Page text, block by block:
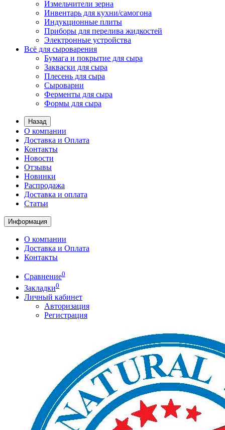
Измельчители зерна
Инвентарь для кухни/самогона
Индукционные плиты
Приборы для перелива жидкостей
Электронные устройства
Всё для сыроварения
Бумага и покрытие для сыра
Закваски для сыра
Плесень для сыра
Сыроварни
Ферменты для сыра
Формы для сыра
Назад
О компании
Доставка и Оплата
Контакты
Новости
Отзывы
Новинки
Распродажа
Доставка и оплата
Статьи
Информация
О компании
Доставка и Оплата
Контакты
Сравнение0
Закладки0
Личный кабинет
Авторизация
Регистрация